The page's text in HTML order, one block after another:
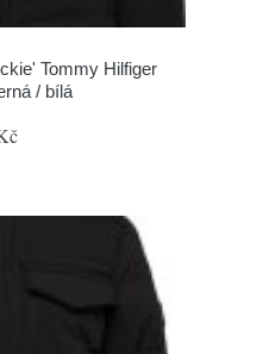
Tommy Hilfiger
/ bílá